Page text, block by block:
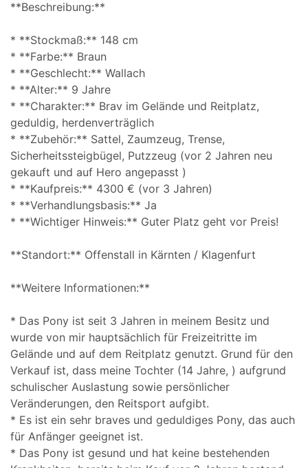
**Beschreibung:**
* **Stockmaß:** 148 cm
* **Farbe:** Braun
* **Geschlecht:** Wallach
* **Alter:** 9 Jahre
* **Charakter:** Brav im Gelände und Reitplatz,
geduldig, herdenverträglich
* **Zubehör:** Sattel, Zaumzeug, Trense,
Sicherheitssteigbügel, Putzzeug (vor 2 Jahren neu
gekauft und auf Hero angepasst )
* **Kaufpreis:** 4300 € (vor 3 Jahren)
* **Verhandlungsbasis:** Ja
* **Wichtiger Hinweis:** Guter Platz geht vor Preis!
**Standort:** Offenstall in Kärnten / Klagenfurt
**Weitere Informationen:**
* Das Pony ist seit 3 Jahren in meinem Besitz und
wurde von mir hauptsächlich für Freizeitritte im
Gelände und auf dem Reitplatz genutzt. Grund für den
Verkauf ist, dass meine Tochter (14 Jahre, ) aufgrund
schulischer Auslastung sowie persönlicher
Veränderungen, den Reitsport aufgibt.
* Es ist ein sehr braves und geduldiges Pony, das auch
für Anfänger geeignet ist.
* Das Pony ist gesund und hat keine bestehenden